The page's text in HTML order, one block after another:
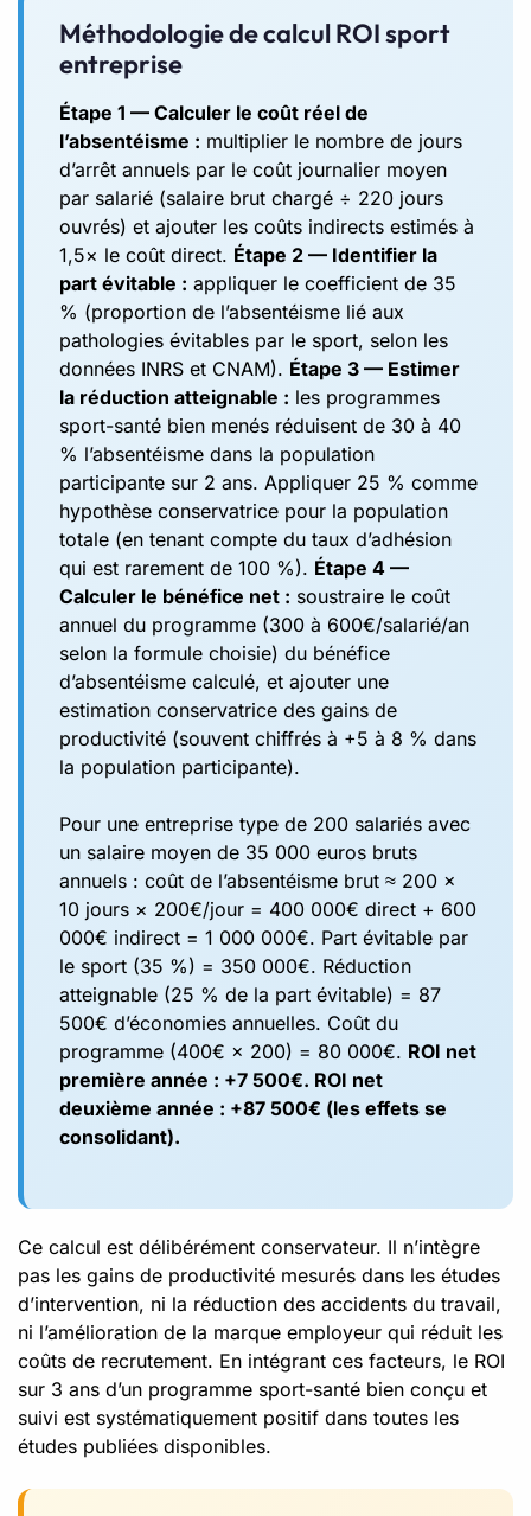
Méthodologie de calcul ROI sport
entreprise
Étape 1 — Calculer le coût réel de
l’absentéisme : multiplier le nombre de jours
d’arrêt annuels par le coût journalier moyen
par salarié (salaire brut chargé ÷ 220 jours
ouvrés) et ajouter les coûts indirects estimés à
1,5× le coût direct. Étape 2 — Identifier la
part évitable : appliquer le coefficient de 35
% (proportion de l’absentéisme lié aux
pathologies évitables par le sport, selon les
données INRS et CNAM). Étape 3 — Estimer
la réduction atteignable : les programmes
sport-santé bien menés réduisent de 30 à 40
% l’absentéisme dans la population
participante sur 2 ans. Appliquer 25 % comme
hypothèse conservatrice pour la population
totale (en tenant compte du taux d’adhésion
qui est rarement de 100 %). Étape 4 —
Calculer le bénéfice net : soustraire le coût
annuel du programme (300 à 600€/salarié/an
selon la formule choisie) du bénéfice
d’absentéisme calculé, et ajouter une
estimation conservatrice des gains de
productivité (souvent chiffrés à +5 à 8 % dans
la population participante).
Pour une entreprise type de 200 salariés avec
un salaire moyen de 35 000 euros bruts
annuels : coût de l’absentéisme brut ≈ 200 ×
10 jours × 200€/jour = 400 000€ direct + 600
000€ indirect = 1 000 000€. Part évitable par
le sport (35 %) = 350 000€. Réduction
atteignable (25 % de la part évitable) = 87
500€ d’économies annuelles. Coût du
programme (400€ × 200) = 80 000€. ROI net
première année : +7 500€. ROI net
deuxième année : +87 500€ (les effets se
consolidant).
Ce calcul est délibérément conservateur. Il n’intègre
pas les gains de productivité mesurés dans les études
d’intervention, ni la réduction des accidents du travail,
ni l’amélioration de la marque employeur qui réduit les
coûts de recrutement. En intégrant ces facteurs, le ROI
sur 3 ans d’un programme sport-santé bien conçu et
suivi est systématiquement positif dans toutes les
études publiées disponibles.